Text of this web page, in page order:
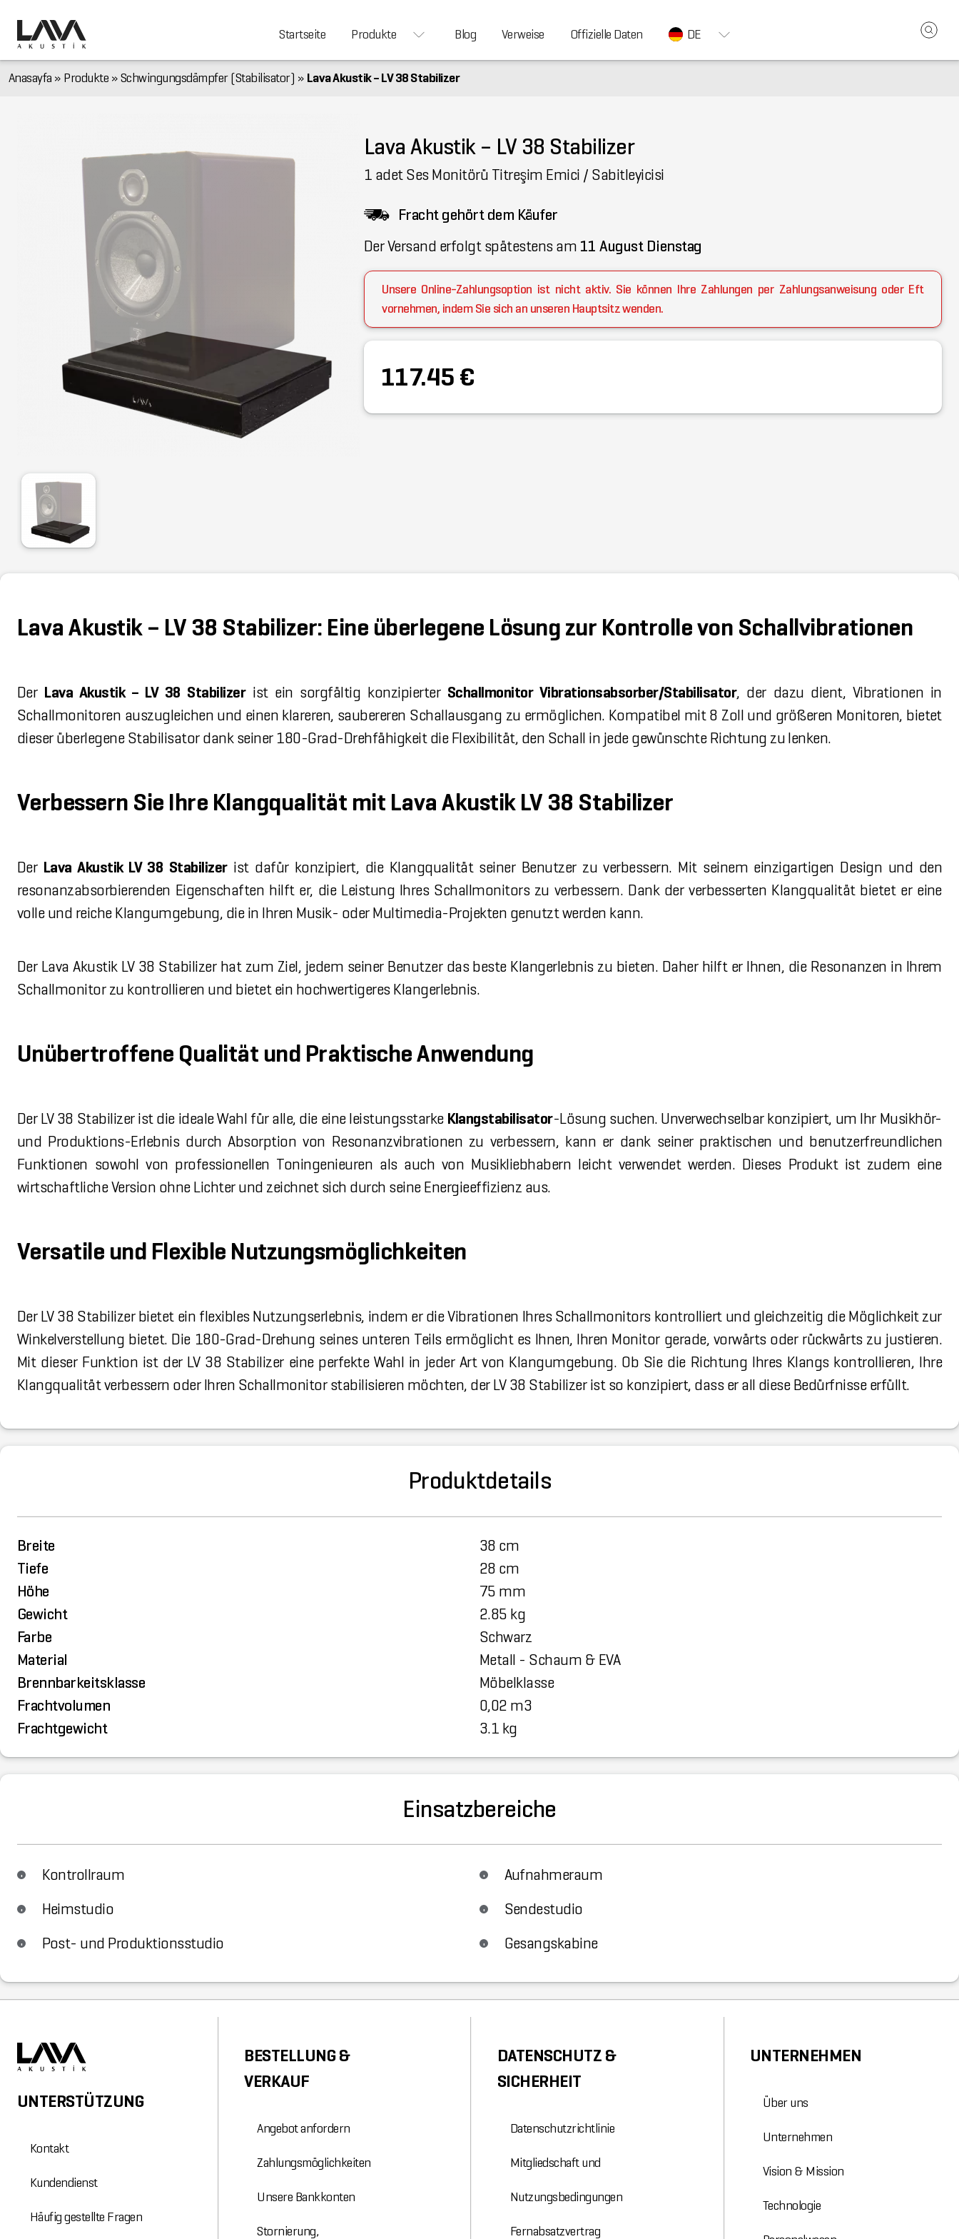
Startseite Produkte Blog Verweise Offizielle Daten DE
Anasayfa » Produkte »Schwingungsdämpfer (Stabilisator) » Lava Akustik – LV 38 Stabilizer
Lava Akustik – LV 38 Stabilizer
1 adet Ses Monitörü Titreşim Emici / Sabitleyicisi
Fracht gehört dem Käufer
Der Versand erfolgt spätestens am 11 August Dienstag
Unsere Online-Zahlungsoption ist nicht aktiv. Sie können Ihre Zahlungen per Zahlungsanweisung oder Eft
vornehmen, indem Sie sich an unseren Hauptsitz wenden.
117.45 €
Lava Akustik – LV 38 Stabilizer: Eine überlegene Lösung zur Kontrolle von Schallvibrationen
Der Lava Akustik – LV 38 Stabilizerist ein sorgfältig konzipierter Schallmonitor Vibrationsabsorber/Stabilisator, der dazu dient, Vibrationen in
Schallmonitoren auszugleichen und einen klareren, saubereren Schallausgang zu ermöglichen. Kompatibel mit 8 Zoll und größeren Monitoren, bietet
dieser überlegene Stabilisator dank seiner 180-Grad-Drehfähigkeit die Flexibilität, den Schall in jede gewünschte Richtung zu lenken.
Verbessern Sie Ihre Klangqualität mit Lava Akustik LV 38 Stabilizer
Der Lava Akustik LV 38 Stabilizerist dafür konzipiert, die Klangqualität seiner Benutzer zu verbessern. Mit seinem einzigartigen Design und den
resonanzabsorbierenden Eigenschaften hilft er, die Leistung Ihres Schallmonitors zu verbessern. Dank der verbesserten Klangqualität bietet er eine
volle und reiche Klangumgebung, die in Ihren Musik- oder Multimedia-Projekten genutzt werden kann.
Der Lava Akustik LV 38 Stabilizer hat zum Ziel, jedem seiner Benutzer das beste Klangerlebnis zu bieten. Daher hilft er Ihnen, die Resonanzen in Ihrem
Schallmonitor zu kontrollieren und bietet ein hochwertigeres Klangerlebnis.
Unübertroffene Qualität und Praktische Anwendung
Der LV 38 Stabilizer ist die ideale Wahl für alle, die eine leistungsstarke Klangstabilisator-Lösung suchen. Unverwechselbar konzipiert, um Ihr Musikhör-
und Produktions-Erlebnis durch Absorption von Resonanzvibrationen zu verbessern, kann er dank seiner praktischen und benutzerfreundlichen
Funktionen sowohl von professionellen Toningenieuren als auch von Musikliebhabern leicht verwendet werden. Dieses Produkt ist zudem eine
wirtschaftliche Version ohne Lichter und zeichnet sich durch seine Energieeffizienz aus.
Versatile und Flexible Nutzungsmöglichkeiten
Der LV 38 Stabilizer bietet ein flexibles Nutzungserlebnis, indem er die Vibrationen Ihres Schallmonitors kontrolliert und gleichzeitig die Möglichkeit zur
Winkelverstellung bietet. Die 180-Grad-Drehung seines unteren Teils ermöglicht es Ihnen, Ihren Monitor gerade, vorwärts oder rückwärts zu justieren.
Mit dieser Funktion ist der LV 38 Stabilizer eine perfekte Wahl in jeder Art von Klangumgebung. Ob Sie die Richtung Ihres Klangs kontrollieren, Ihre
Klangqualität verbessern oder Ihren Schallmonitor stabilisieren möchten, der LV 38 Stabilizer ist so konzipiert, dass er all diese Bedürfnisse erfüllt.
Produktdetails
Breite
38 cm
Tiefe
28 cm
Höhe
75 mm
Gewicht
2.85 kg
Farbe
Schwarz
Material
Metall - Schaum & EVA
Brennbarkeitsklasse
Möbelklasse
Frachtvolumen
0,02 m3
Frachtgewicht
3.1 kg
Einsatzbereiche
Kontrollraum
Aufnahmeraum
Heimstudio
Sendestudio
Post- und Produktionsstudio
Gesangskabine
UNTERSTÜTZUNG
Kontakt
Kundendienst
Häufig gestellte Fragen
BESTELLUNG &
VERKAUF
Angebot anfordern
Zahlungsmöglichkeiten
Unsere Bankkonten
Stornierung,
DATENSCHUTZ &
SICHERHEIT
Datenschutzrichtlinie
Mitgliedschaft und
Nutzungsbedingungen
Fernabsatzvertrag
UNTERNEHMEN
Über uns
Unternehmen
Vision & Mission
Technologie